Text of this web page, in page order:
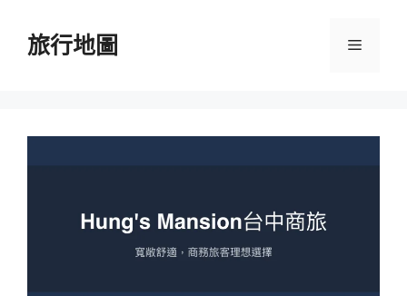
旅行地圖 選